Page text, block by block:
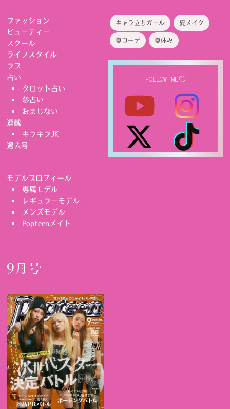
ファッション
ビューティー
スクール
ライフスタイル
ラブ
占い
タロット占い
夢占い
おまじない
連載
キラキラJK
過去号
モデルプロフィール
専属モデル
レギュラーモデル
メンズモデル
Popteenメイト
キャラ立ちガール 夏メイク
夏コーデ 夏休み
FOLLOW ME♡
9月号